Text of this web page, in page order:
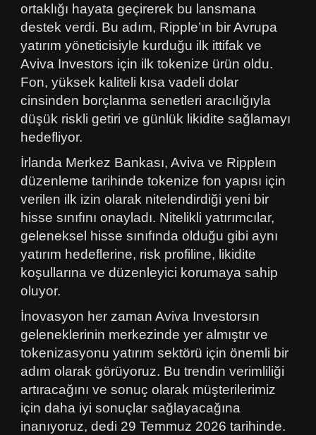
ortaklığı hayata geçirerek bu lansmana
destek verdi. Bu adım, Ripple’ın bir Avrupa
yatırım yöneticisiyle kurduğu ilk ittifak ve
Aviva Investors için ilk tokenize ürün oldu.
Fon, yüksek kaliteli kısa vadeli dolar
cinsinden borçlanma senetleri aracılığıyla
düşük riskli getiri ve günlük likidite sağlamayı
hedefliyor.
İrlanda Merkez Bankası, Aviva ve Rippleın
düzenleme tarihinde tokenize fon yapısı için
verilen ilk izin olarak nitelendirdiği yeni bir
hisse sınıfını onayladı. Nitelikli yatırımcılar,
geleneksel hisse sınıfında olduğu gibi aynı
yatırım hedeflerine, risk profiline, likidite
koşullarına ve düzenleyici korumaya sahip
oluyor.
İnovasyon her zaman Aviva Investorsın
geleneklerinin merkezinde yer almıştır ve
tokenizasyonu yatırım sektörü için önemli bir
adım olarak görüyoruz. Bu trendin verimliliği
artıracağını ve sonuç olarak müşterilerimiz
için daha iyi sonuçlar sağlayacağına
inanıyoruz, dedi 29 Temmuz 2026 tarihinde.